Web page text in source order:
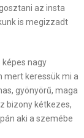
az insta
is megizzadt
nagy
mert keressük mi a
gyönyörű, maga
bizony kétkezes,
aki a szemébe